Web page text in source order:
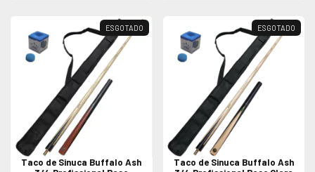
ESGOTADO
Taco de Sinuca Buffalo Ash
ESGOTADO
Taco de Sinuca Buffalo Ash